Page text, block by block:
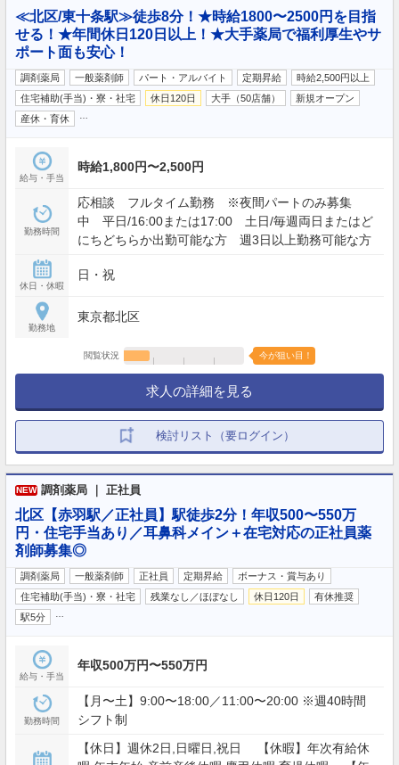
≪北区/東十条駅≫徒歩8分！★時給1800〜2500円を目指
せる！★年間休日120日以上！★大手薬局で福利厚生やサ
ポート面も安心！
調剤薬局 一般薬剤師 パート・アルバイト 定期昇給
時給2,500円以上
住宅補助(手当)・寮・社宅
休日120日 大手（50店舗）
新規オープン
産休・育休
給与・手当
時給1,800円〜2,500円
勤務時間
応相談 フルタイム勤務 ※夜間パートのみ募集
中 平日/16:00または17:00 土日/毎週両日またはど
にちどちらか出勤可能な方 週3日以上勤務可能な方
休日・休暇
日・祝
勤務地
東京都北区
閲覧状況 今が狙い目！
求人の詳細を見る
検討リスト（要ログイン）
NEW 調剤薬局 ｜ 正社員
北区【赤羽駅／正社員】駅徒歩2分！年収500〜550万
円・住宅手当あり／耳鼻科メイン＋在宅対応の正社員薬
剤師募集◎
調剤薬局 一般薬剤師 正社員 定期昇給
ボーナス・賞与あり
住宅補助(手当)・寮・社宅
残業なし／ほぼなし 休日120日
有休推奨
駅5分
給与・手当
年収500万円〜550万円
勤務時間
【月〜土】9:00〜18:00／11:00〜20:00 ※週40時間
シフト制
【休日】週休2日,日曜日,祝日 【休暇】年次有給休